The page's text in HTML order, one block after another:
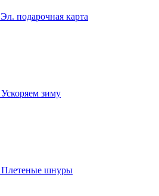
Эл. подарочная карта
Ускоряем зиму
Плетеные шнуры